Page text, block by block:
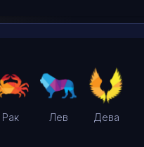
Рак Лев Дева